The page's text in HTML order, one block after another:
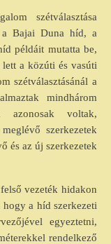
szétválasztása
a Bajai Duna híd, a
példáit mutatta be,
a közúti és vasúti
szétválasztásánál a
mindhárom
azonosak voltak,
szerkezetek
és az új szerkezetek
vezeték hidakon
hogy a híd szerkezeti
egyeztetni,
rendelkező